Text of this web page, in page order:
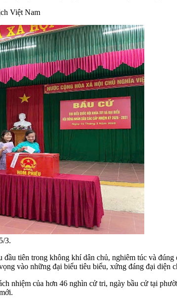
Việt Nam
3.
tiên trong không khí dân chủ, nghiêm túc và
vào những đại biểu tiêu biểu, xứng đáng đại diện
nhiệm của hơn 46 nghìn cử tri, ngày bầu cử tại